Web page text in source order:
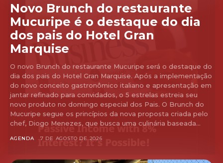
Novo Brunch do restaurante
Mucuripe é o destaque do dia
dos pais do Hotel Gran
Marquise
O novo Brunch do restaurante Mucuripe será o destaque do
dia dos pais do Hotel Gran Marquise. Após a implementação
do novo conceito gastronômico italiano e apresentação em
jantar refinado para convidados, o 5 estrelas estreia seu
novo produto no domingo especial dos Pais. O Brunch do
Mucuripe segue os princípios da nova proposta criada pelo
chef, Diogo Menezes, que busca uma culinária baseada...
AGENDA 7 DE AGOSTO DE 2026